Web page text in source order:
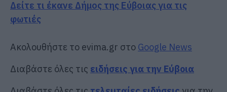
Δείτε τι έκανε Δήμος της Εύβοιας για τις
φωτιές
Ακολουθήστε το evima.gr στο Google News
Διαβάστε όλες τις ειδήσεις για την Εύβοια